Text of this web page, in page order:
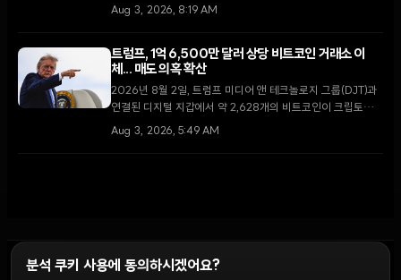
며 가상자산 시장의 변동성이 확대될 전망이다.
Aug 3, 2026, 8:19 AM
트럼프, 1억 6,500만 달러 상당 비트코인 거래소 이
체... 매도 의혹 확산
2026년 8월 2일, 트럼프 미디어 앤 테크놀로지 그룹(DJT)과
연결된 디지털 지갑에서 약 2,628개의 비트코인이 크립토닷컴
거래소로 이동했다. 막대한 운영 손실을 기록 중인 가운데 이번
Aug 3, 2026, 5:49 AM
분석 쿠키 사용에 동의하시겠어요?